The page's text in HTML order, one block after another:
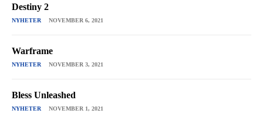
Destiny 2
NYHETER NOVEMBER 6, 2021
Warframe
NYHETER NOVEMBER 3, 2021
Bless Unleashed
NYHETER NOVEMBER 1, 2021